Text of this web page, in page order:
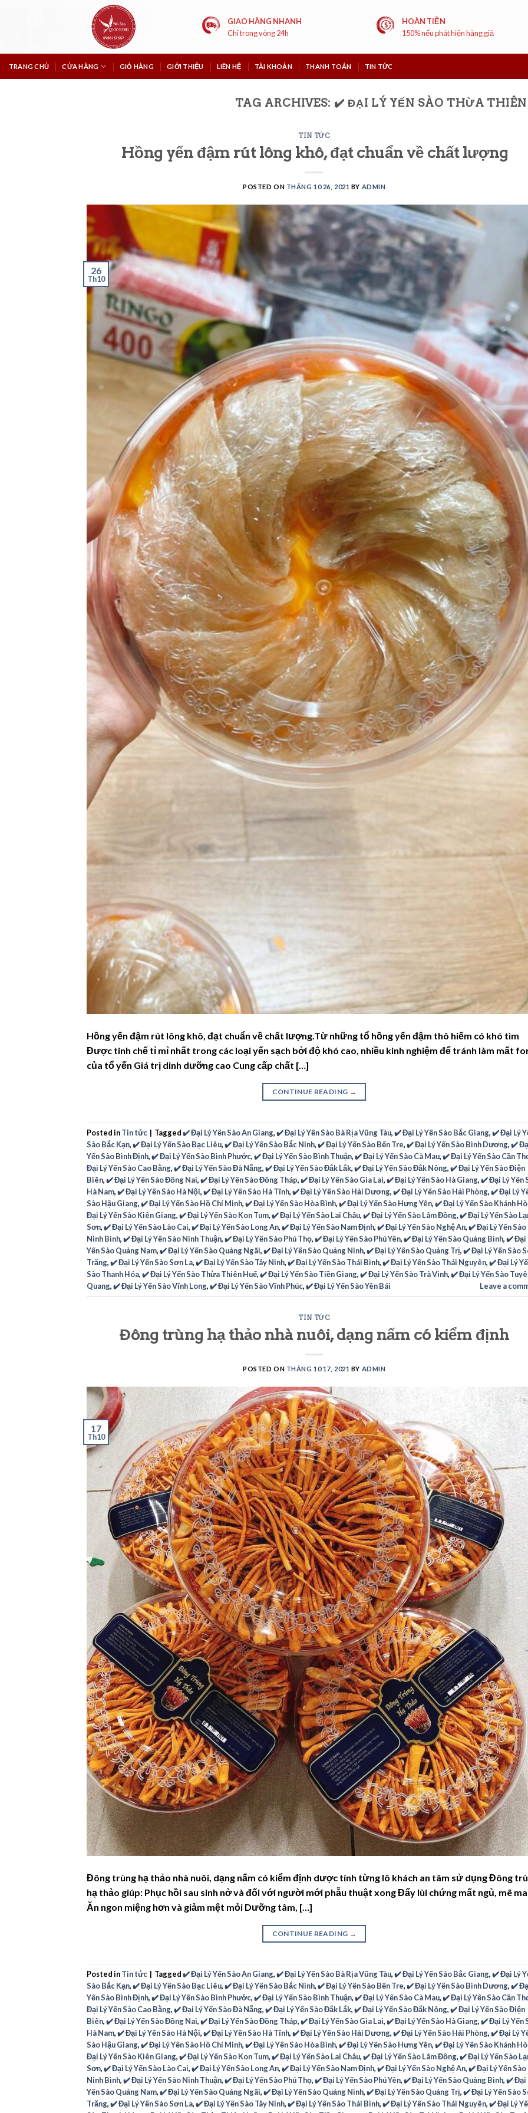
GIAO HÀNG NHANH
Chỉ trong vòng 24h
HOÀN TIỀN
150% nếu phát hiện hàng giả
TRANG CHỦ CỬA HÀNG GIỎ HÀNG GIỚI THIỆU LIÊN HỆ TÀI KHOẢN THANH TOÁN TIN TỨC
TAG ARCHIVES: ✔️ ĐẠI LÝ YẾN SÀO THỪA
TIN TỨC
Hồng yến đậm rút lông khô, đạt chuẩn về chất lượng
POSTED ON THÁNG 10 26, 2021 BY ADMIN
26
Th10
Hồng yến đậm rút lông khô, đạt chuẩn về chất lượng.Từ những tổ hồng yến đậm thô hiếm có khó tìm
Được tinh chế tỉ mỉ nhất trong các loại yến sạch bởi độ khó cao, nhiều kinh nghiệm để tránh làm mất
của tổ yến Giá trị dinh dưỡng cao Cung cấp chất […]
CONTINUE READING →
Posted inTin tức | Tagged✔️ Đại Lý Yến Sào An Giang,✔️ Đại Lý Yến Sào Bà Rịa Vũng Tàu,✔️ Đại Lý Yến Sào Bắc Giang,✔️ Đại Lý
Sào Bắc Kạn,✔️ Đại Lý Yến Sào Bạc Liêu,✔️ Đại Lý Yến Sào Bắc Ninh,✔️ Đại Lý Yến Sào Bến Tre,✔️ Đại Lý Yến Sào Bình Dương,✔️
Yến Sào Bình Định,✔️ Đại Lý Yến Sào Bình Phước,✔️ Đại Lý Yến Sào Bình Thuận,✔️ Đại Lý Yến Sào Cà Mau,✔️ Đại Lý Yến Sào Cần
Đại Lý Yến Sào Cao Bằng,✔️ Đại Lý Yến Sào Đà Nẵng,✔️ Đại Lý Yến Sào Đắk Lắk,✔️ Đại Lý Yến Sào Đắk Nông,✔️ Đại Lý Yến Sào Điện
Biên,✔️ Đại Lý Yến Sào Đồng Nai,✔️ Đại Lý Yến Sào Đồng Tháp,✔️ Đại Lý Yến Sào Gia Lai,✔️ Đại Lý Yến Sào Hà Giang,✔️ Đại Lý Yến
Hà Nam,✔️ Đại Lý Yến Sào Hà Nội,✔️ Đại Lý Yến Sào Hà Tĩnh,✔️ Đại Lý Yến Sào Hải Dương,✔️ Đại Lý Yến Sào Hải Phòng,✔️ Đại Lý
Sào Hậu Giang,✔️ Đại Lý Yến Sào Hồ Chí Minh,✔️ Đại Lý Yến Sào Hòa Bình,✔️ Đại Lý Yến Sào Hưng Yên,✔️ Đại Lý Yến Sào Khánh
Đại Lý Yến Sào Kiên Giang,✔️ Đại Lý Yến Sào Kon Tum,✔️ Đại Lý Yến Sào Lai Châu,✔️ Đại Lý Yến Sào Lâm Đồng,✔️ Đại Lý Yến Sào
Sơn,✔️ Đại Lý Yến Sào Lào Cai,✔️ Đại Lý Yến Sào Long An,✔️ Đại Lý Yến Sào Nam Định,✔️ Đại Lý Yến Sào Nghệ An,✔️ Đại Lý Yến Sào
Ninh Bình,✔️ Đại Lý Yến Sào Ninh Thuận,✔️ Đại Lý Yến Sào Phú Thọ,✔️ Đại Lý Yến Sào Phú Yên,✔️ Đại Lý Yến Sào Quảng Bình,✔️ Đại
Yến Sào Quảng Nam,✔️ Đại Lý Yến Sào Quảng Ngãi,✔️ Đại Lý Yến Sào Quảng Ninh,✔️ Đại Lý Yến Sào Quảng Trị,✔️ Đại Lý Yến Sào
Trăng,✔️ Đại Lý Yến Sào Sơn La,✔️ Đại Lý Yến Sào Tây Ninh,✔️ Đại Lý Yến Sào Thái Bình,✔️ Đại Lý Yến Sào Thái Nguyên,✔️ Đại Lý
Sào Thanh Hóa,✔️ Đại Lý Yến Sào Thừa Thiên Huế,✔️ Đại Lý Yến Sào Tiền Giang,✔️ Đại Lý Yến Sào Trà Vinh,✔️ Đại Lý Yến Sào
Quang,✔️ Đại Lý Yến Sào Vĩnh Long,✔️ Đại Lý Yến Sào Vĩnh Phúc,✔️ Đại Lý Yến Sào Yên Bái Leave a
TIN TỨC
Đông trùng hạ thảo nhà nuôi, dạng nấm có kiểm định
POSTED ON THÁNG 10 17, 2021 BY ADMIN
17
Th10
Đông trùng hạ thảo nhà nuôi, dạng nấm có kiểm định dược tính từng lô khách an tâm sử dụng Đông
hạ thảo giúp: Phục hồi sau sinh nở và đối với người mới phẫu thuật xong Đẩy lùi chứng mất ngủ, mê
Ăn ngon miệng hơn và giảm mệt mỏi Dưỡng tâm, […]
CONTINUE READING →
Posted inTin tức | Tagged✔️ Đại Lý Yến Sào An Giang,✔️ Đại Lý Yến Sào Bà Rịa Vũng Tàu,✔️ Đại Lý Yến Sào Bắc Giang,✔️ Đại Lý
Sào Bắc Kạn,✔️ Đại Lý Yến Sào Bạc Liêu,✔️ Đại Lý Yến Sào Bắc Ninh,✔️ Đại Lý Yến Sào Bến Tre,✔️ Đại Lý Yến Sào Bình Dương,✔️
Yến Sào Bình Định,✔️ Đại Lý Yến Sào Bình Phước,✔️ Đại Lý Yến Sào Bình Thuận,✔️ Đại Lý Yến Sào Cà Mau,✔️ Đại Lý Yến Sào Cần
Đại Lý Yến Sào Cao Bằng,✔️ Đại Lý Yến Sào Đà Nẵng,✔️ Đại Lý Yến Sào Đắk Lắk,✔️ Đại Lý Yến Sào Đắk Nông,✔️ Đại Lý Yến Sào Điện
Biên,✔️ Đại Lý Yến Sào Đồng Nai,✔️ Đại Lý Yến Sào Đồng Tháp,✔️ Đại Lý Yến Sào Gia Lai,✔️ Đại Lý Yến Sào Hà Giang,✔️ Đại Lý Yến
Hà Nam,✔️ Đại Lý Yến Sào Hà Nội,✔️ Đại Lý Yến Sào Hà Tĩnh,✔️ Đại Lý Yến Sào Hải Dương,✔️ Đại Lý Yến Sào Hải Phòng,✔️ Đại Lý
Sào Hậu Giang,✔️ Đại Lý Yến Sào Hồ Chí Minh,✔️ Đại Lý Yến Sào Hòa Bình,✔️ Đại Lý Yến Sào Hưng Yên,✔️ Đại Lý Yến Sào Khánh
Đại Lý Yến Sào Kiên Giang,✔️ Đại Lý Yến Sào Kon Tum,✔️ Đại Lý Yến Sào Lai Châu,✔️ Đại Lý Yến Sào Lâm Đồng,✔️ Đại Lý Yến Sào
Sơn,✔️ Đại Lý Yến Sào Lào Cai,✔️ Đại Lý Yến Sào Long An,✔️ Đại Lý Yến Sào Nam Định,✔️ Đại Lý Yến Sào Nghệ An,✔️ Đại Lý Yến Sào
Ninh Bình,✔️ Đại Lý Yến Sào Ninh Thuận,✔️ Đại Lý Yến Sào Phú Thọ,✔️ Đại Lý Yến Sào Phú Yên,✔️ Đại Lý Yến Sào Quảng Bình,✔️ Đại
Yến Sào Quảng Nam,✔️ Đại Lý Yến Sào Quảng Ngãi,✔️ Đại Lý Yến Sào Quảng Ninh,✔️ Đại Lý Yến Sào Quảng Trị,✔️ Đại Lý Yến Sào
Trăng,✔️ Đại Lý Yến Sào Sơn La,✔️ Đại Lý Yến Sào Tây Ninh,✔️ Đại Lý Yến Sào Thái Bình,✔️ Đại Lý Yến Sào Thái Nguyên,✔️ Đại Lý